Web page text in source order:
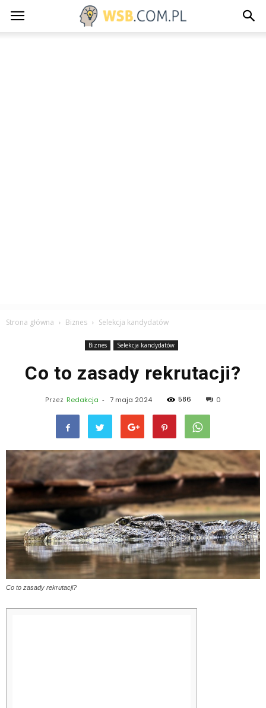
Strona główna Biznes Selekcja kandydatów
Biznes Selekcja kandydatów
Co to zasady rekrutacji?
Przez Redakcja - 7 maja 2024 586 0
Co to zasady rekrutacji?